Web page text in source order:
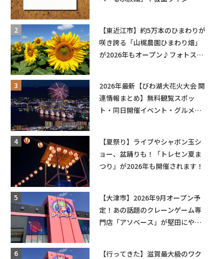
【東近江市】約5万本のひまわりが
咲き誇る「山梶農園ひまわり畑」
が2026年もオープン♪フォトスポ
2026年最新【びわ湖大花火大会 関
連情報まとめ】無料観覧スポッ
ト・同日開催イベント・グルメマ
【夏祭り】ライブやシャボン玉シ
ョー、盆踊りも！「トレセン夏ま
つり」が2026年も開催されます！
【大津市】2026年9月オープン予
定！あの話題のクレーンゲーム専
門店「アソベース」が堅田にやっ
【行ってきた】滋賀最大級のワク